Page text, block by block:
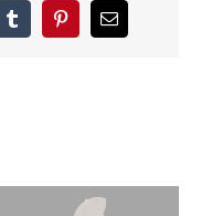
TumblrPinterestCorreo
electrónico